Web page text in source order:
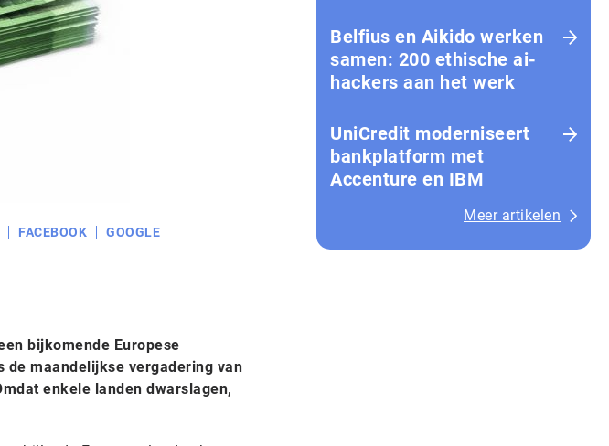
FACEBOOK GOOGLE
bijkomende Europese
de maandelijkse vergadering van
enkele landen dwarslagen,
Belfius en Aikido werken
samen: 200 ethische ai-
hackers aan het werk
UniCredit moderniseert
bankplatform met
Accenture en IBM
Meer artikelen